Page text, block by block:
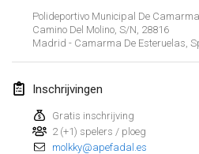
Polideportivo Municipal De
Camino Del Molino, S/n, 28816
Madrid - Camarma De Esteruelas
Inschrijvingen
Gratis inschrijving
2 (+1) spelers / ploeg
molkky@apefadal.es
februari 2019
Kotka Mölkky Open Indoor
Lumi Mölkky
9 feb. 2019 | Finland